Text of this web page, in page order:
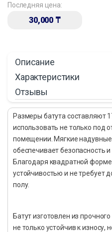
Последняя цена:
30,000 ₸
Описание
Характеристики
Отзывы
Размеры батута составляют
использовать не только под
помещении. Мягкие надувные
обеспечивает безопасность
Благодаря квадратной
устойчивостью и не требует
полу.
Батут изготовлен из
не только устойчив к износу,